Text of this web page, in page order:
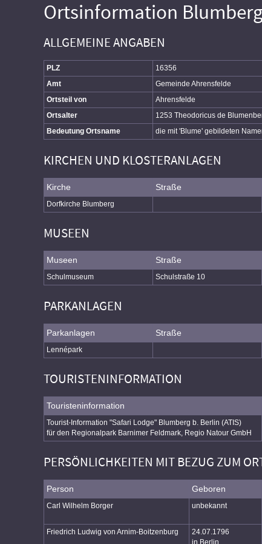
Ortsinformation
ALLGEMEINE ANGABEN
PLZ
16356
Amt
Gemeinde Ahrensfelde
Ortsteil von
Ahrensfelde
Ortsalter
1253 Theodoricus de
Bedeutung Ortsname
die mit 'Blume' gebildeten
KIRCHEN UND KLOSTERANLAGEN
Kirche Straße
Dorfkirche Blumberg
MUSEEN
Museen Straße
Schulmuseum Schulstraße 10
PARKANLAGEN
Parkanlagen Straße
Lennépark
TOURISTENINFORMATION
Touristeninformation
Tourist-Information "Safari Lodge" Blumberg b. Berlin (ATIS)
für den Regionalpark Barnimer Feldmark, Regio Natour GmbH
PERSÖNLICHKEITEN MIT BEZUG ZUM
Person Geboren
Carl Wilhelm Borger unbekannt
Friedrich Ludwig von Arnim-Boitzenburg
24.07.1796
in Berlin